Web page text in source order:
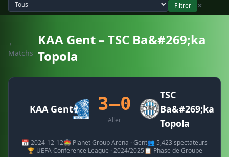
Filtrer
✕
←
Matchs
KAA Gent – TSC Ba&#269;ka
Topola
KAA Gent 3–0
Aller
TSC
Ba&#269;ka
Topola
📅 2024-12-12🏟️ Planet Group Arena · Gent👥 5,423 spectateurs
🏆 UEFA Conference League · 2024/2025📋 Phase de Groupe